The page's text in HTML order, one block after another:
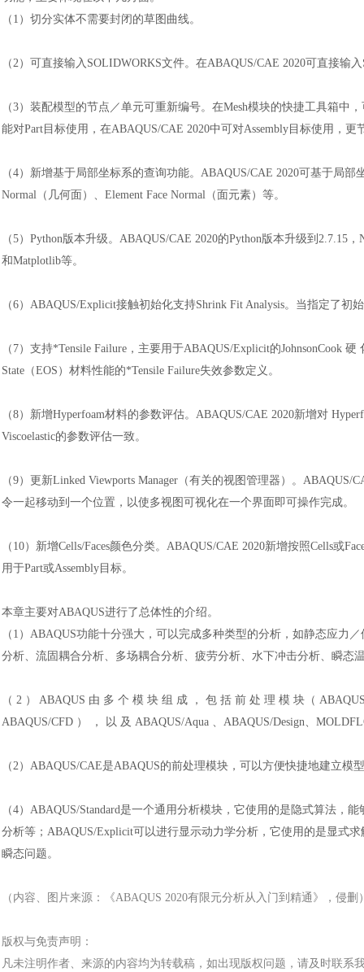
（1） 切分实体不需要封闭的草图曲线。
（2）可直接输入SOLIDWORKS文件。在ABAQUS/CAE 2020可直接输
（3）装配模型的节点／单元可重新编号。在Mesh模块的快捷工具箱中
能对Part目标使用，在ABAQUS/CAE 2020中可对Assembly目标使用，更
（4） 新增基于局部坐标系的查询功能。 ABAQUS/CAE 2020可基于局部
Normal（几何面）、Element Face Normal（面元素）等。
（5） Python版本升级。ABAQUS/CAE 2020的Python版本升级到2.7.15
和Matplotlib等。
（6） ABAQUS/Explicit接触初始化支持Shrink Fit Analysis。当指定了初
（7） 支持*Tensile Failure，主要用于ABAQUS/Explicit的JohnsonCook
State（EOS）材料性能的*Tensile Failure失效参数定义。
（8） 新增Hyperfoam材料的参数评估。ABAQUS/CAE 2020新增对
Viscoelastic的参数评估一致。
（9） 更新Linked Viewports Manager（有关的视图管理器）。ABAQUS/
令一起移动到一个位置，以使多视图可视化在一个界面即可操作完成。
（ 10）新增Cells/Faces颜色分类。ABAQUS/CAE 2020新增按照Cells或
用于Part或Assembly目标。
本章主要对ABAQUS进行了总体性的介绍。
（1） ABAQUS功能十分强大，可以完成多种类型的分析，如静态应力
分析、流固耦合分析、多场耦合分析、疲劳分析、水下冲击分析、瞬态
（ 2 ） ABAQUS 由 多 个 模 块 组 成 ， 包 括 前 处 理 模 块（
ABAQUS/CFD ） ， 以 及 ABAQUS/Aqua 、ABAQUS/Design、
（2） ABAQUS/CAE是ABAQUS的前处理模块，可以方便快捷地建立模
（4）ABAQUS/Standard是一个通用分析模块，它使用的是隐式算法，
分析等；ABAQUS/Explicit可以进行显示动力学分析，它使用的是显式
瞬态问题。
（内容、图片来源：《ABAQUS 2020有限元分析从入门到精通 》，侵删
版权与免责声明：
凡未注明作者、来源的内容均为转载稿，如出现版权问题，请及时联